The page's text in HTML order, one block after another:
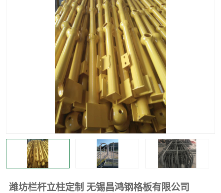
潍坊栏杆立柱定制 无锡昌鸿钢格板有限公司
钢格栅
钢格板
热镀锌钢格板 复合钢格板
钢格栅踏步板 插接钢格板